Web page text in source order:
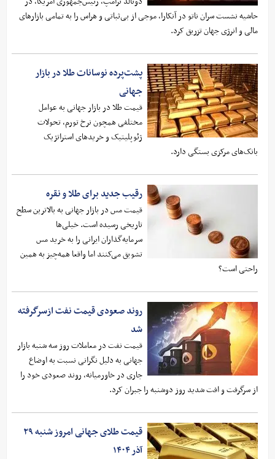
حاشیه نشست سران ناتو در آنکارا، موجی از بی‌ثباتی و هراس را به تمامی بازارهای
مالی و انرژی جهان تزریق کرد.
پشت‌پرده نوسانات طلا در بازار
جهانی
قیمت طلا در بازار جهانی به عوامل
مختلفی همچون نرخ تورم، تحولات
ژئوپلیتیک و خریدهای استراتژیک
بانک‌های مرکزی بستگی دارد.
رقیب جدید برای طلا و نقره
قیمت مس در بازار جهانی به بالاترین سطح
تاریخی رسیده است. خیلی‌ها
سرمایه‌گذاران ایرانی را به خرید مس
تشویق می‌کنند اما واقعا همه‌چیز به همین
راحتی است؟
روند صعودی قیمت نفت ازسرگرفته
شد
قیمت نفت در معاملات روز سه شنبه بازار
جهانی به دلیل نگرانی نسبت به اوضاع
جاری در خاورمیانه، روند صعودی خود را
از سرگرفت و افت شدید روز دوشنبه را جبران کرد.
قیمت طلای جهانی امروز شنبه ۲۹
آذر ۱۴۰۴